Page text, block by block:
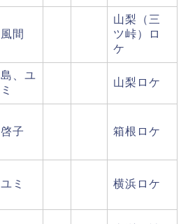
風間
山梨（三
ツ峠）ロ
ケ
島、ユ
ミ
山梨ロケ
啓子 箱根ロケ
ユミ 横浜ロケ